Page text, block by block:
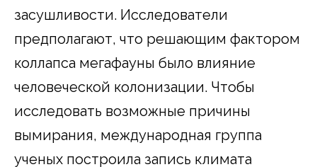
засушливости. Исследователи
предполагают, что решающим фактором
коллапса мегафауны было влияние
человеческой колонизации. Чтобы
исследовать возможные причины
вымирания, международная группа
ученых построила запись климата